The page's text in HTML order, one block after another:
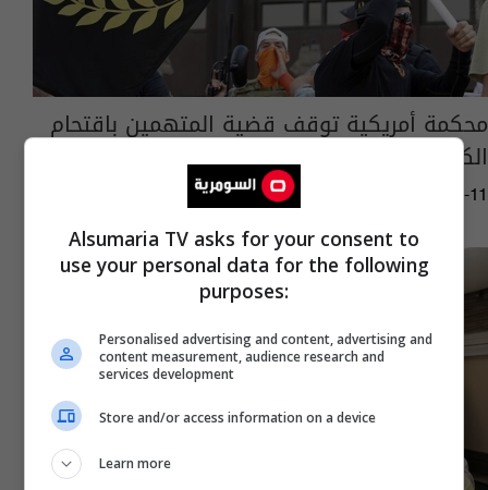
محكمة أمريكية توقف قضية المتهمين باقتحام
الكابيتول
16:34 | 2026-07-11
Alsumaria TV asks for your consent to
use your personal data for the following
purposes:
Personalised advertising and content, advertising and
content measurement, audience research and
services development
Store and/or access information on a device
Learn more